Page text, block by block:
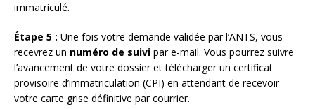
immatriculé.
Étape 5 : Une fois votre demande validée par l’ANTS, vous
recevrez un numéro de suivi par e-mail. Vous pourrez suivre
l’avancement de votre dossier et télécharger un certificat
provisoire d’immatriculation (CPI) en attendant de recevoir
votre carte grise définitive par courrier.